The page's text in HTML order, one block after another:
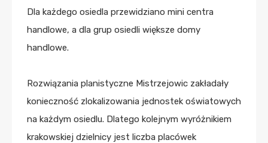
Dla każdego osiedla przewidziano mini centra
handlowe, a dla grup osiedli większe domy
handlowe.
Rozwiązania planistyczne Mistrzejowic zakładały
konieczność zlokalizowania jednostek oświatowych
na każdym osiedlu. Dlatego kolejnym wyróżnikiem
krakowskiej dzielnicy jest liczba placówek